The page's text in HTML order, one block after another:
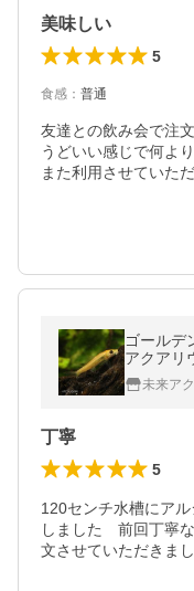
美味しい
5
食感 ： 普通
友達との飲み会で注
うどいい感じで何よ
また利用させていた
ゴールデ
アクアリ
未来ア
丁寧
5
120センチ水槽にア
しました　前回丁寧
文させていただきま